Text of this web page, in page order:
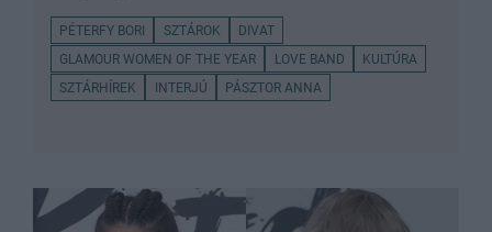
PÉTERFY BORI SZTÁROK
DIVAT
GLAMOUR WOMEN OF THE YEAR
LOVE BAND
KULTÚRA
SZTÁRHÍREK
INTERJÚ PÁSZTOR ANNA